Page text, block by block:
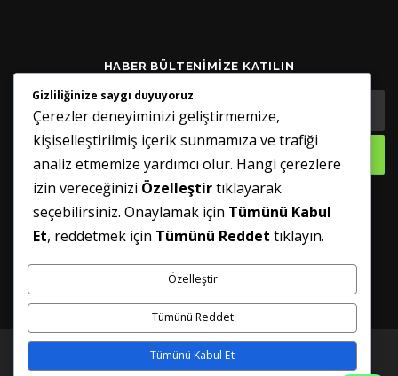
HABER BÜLTENIMIZE KATILIN
GÜNCELLENMIŞ TUTUN
Telif hakkı © 2026 Sineklik Servisi–FameThemes tarafından
Gizliliğinize saygı duyuyoruz
Çerezler deneyiminizi geliştirmemize,
kişiselleştirilmiş içerik sunmamıza ve trafiği
analiz etmemize yardımcı olur. Hangi çerezlere
izin vereceğinizi Özelleştirtıklayarak
seçebilirsiniz. Onaylamak için Tümünü Kabul
Et, reddetmek için Tümünü Reddet tıklayın.
Özelleştir
Tümünü Reddet
Tümünü Kabul Et